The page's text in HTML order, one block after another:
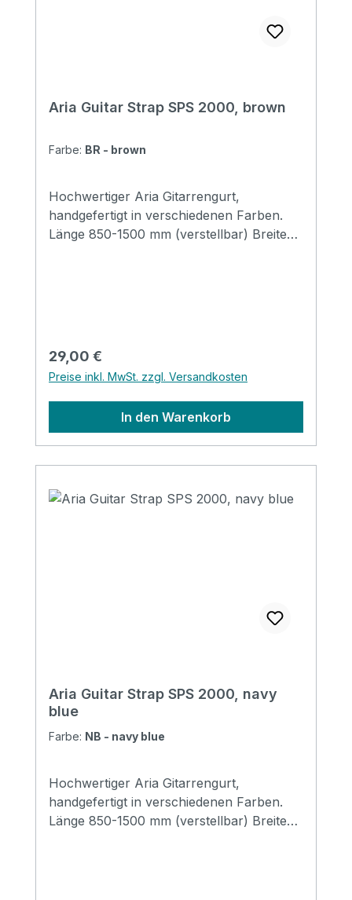
Aria Guitar Strap SPS 2000, brown
Farbe: BR - brown
Hochwertiger Aria Gitarrengurt,
handgefertigt in verschiedenen Farben.
Länge 850-1500 mm (verstellbar) Breite
Regulärer Preis:
29,00 €
Preise inkl. MwSt. zzgl. Versandkosten
In den Warenkorb
Aria Guitar Strap SPS 2000, navy
blue
Farbe: NB - navy blue
Hochwertiger Aria Gitarrengurt,
handgefertigt in verschiedenen Farben.
Länge 850-1500 mm (verstellbar) Breite